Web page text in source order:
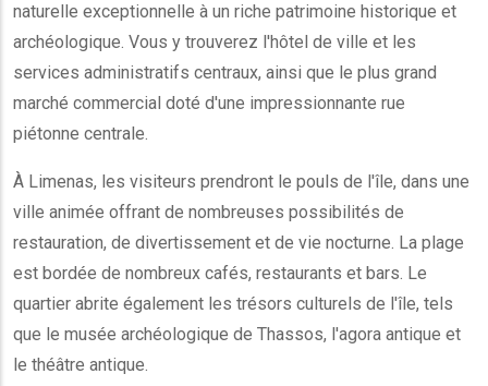
naturelle exceptionnelle à un riche patrimoine historique et
archéologique. Vous y trouverez l'hôtel de ville et les
services administratifs centraux, ainsi que le plus grand
marché commercial doté d'une impressionnante rue
piétonne centrale.
À Limenas, les visiteurs prendront le pouls de l'île, dans une
ville animée offrant de nombreuses possibilités de
restauration, de divertissement et de vie nocturne. La plage
est bordée de nombreux cafés, restaurants et bars. Le
quartier abrite également les trésors culturels de l'île, tels
que le musée archéologique de Thassos, l'agora antique et
le théâtre antique.